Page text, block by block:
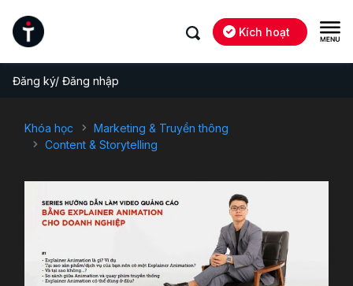
Kích hoạt
Đăng ký/ Đăng nhập
Khóa học
Marketing & Truyền thông
Content & Storytelling